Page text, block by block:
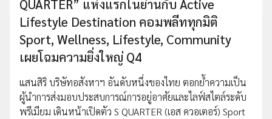
QUARTER” แห่งแรกในย่านกับ Active
Lifestyle Destination คอมพลีททุกมิติ
Sport, Wellness, Lifestyle, Community
เผยโฉมความยิ่งใหญ่ Q4
แสนสิริ บริษัทอสังหาฯ อันดับหนึ่งของไทย ตอกย้ำความเป็น
ผู้นำการส่งมอบประสบการณ์การอยู่อาศัยและไลฟ์สไตล์ระดับ
พรีเมียม เดินหน้าเปิดตัว S QUARTER (เอส ควอเตอร์) Sport